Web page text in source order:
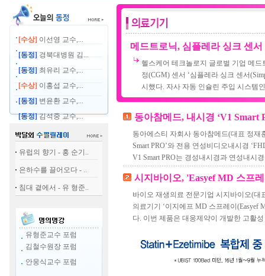
[수상] 이선영 교수,...
[동정] 경북대병원 김...
[동정] 최유리 교수,...
[수상] 이홍섭 교수,...
[동정] 변윤환 교수,...
[동정]김석중 교수,...
유럽의 향기 - 홍 순기..
은하수를 끌어오다 - ..
침대 곁에서 - 유 형준..
유형준교수 포럼
김철수원장 포럼
안웅식교수 포럼
메드트로닉, 심플레라 싱크 센
헬스케어 테크놀로지 글로벌 기업 메
정(CGM) 센서 ‘심플레라 싱크 센서
시했다. 자사 자동 인슐린 주입 시스템
동아참메드, 내시경 ‘V1 Smart
동아에스티 자회사 동아참메드(대표 정재
Smart PRO’와 전용 연성비디오내시경
V1 Smart PRO는 경성내시경과 연성내시
시지바이오, 'Easyef MD 스프
바이오 재생의료 전문기업 시지바이오(대
의료기기 ‘이지에프 MD 스프레이(Easyef
다. 이번 제품은 대웅제약이 개발한 고활